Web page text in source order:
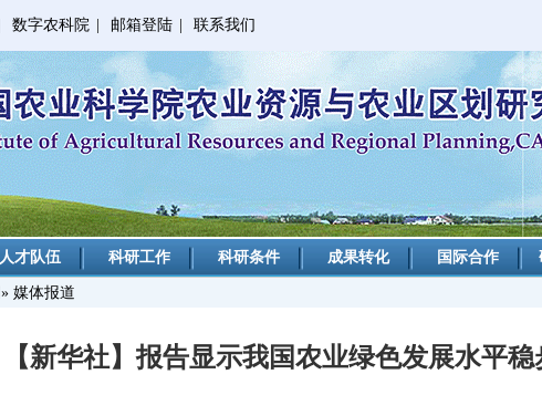
数字农科院 邮箱登陆 联系我们
人才队伍 科研工作 科研条件 成果转化 国际合作
» 媒体报道
【新华社】报告显示我国农业绿色发展水平